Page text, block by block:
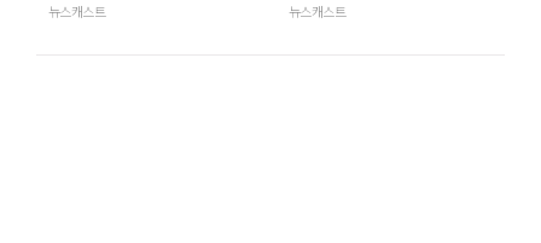
뉴스캐스트 뉴스캐스트